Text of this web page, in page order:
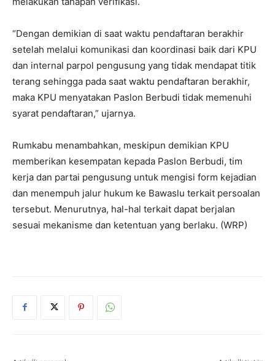
“Dengan demikian di saat waktu pendaftaran berakhir
setelah melalui komunikasi dan koordinasi baik dari KPU
dan internal parpol pengusung yang tidak mendapat titik
terang sehingga pada saat waktu pendaftaran berakhir,
maka KPU menyatakan Paslon Berbudi tidak memenuhi
syarat pendaftaran,” ujarnya.
Rumkabu menambahkan, meskipun demikian KPU
memberikan kesempatan kepada Paslon Berbudi, tim
kerja dan partai pengusung untuk mengisi form kejadian
dan menempuh jalur hukum ke Bawaslu terkait persoalan
tersebut. Menurutnya, hal-hal terkait dapat berjalan
sesuai mekanisme dan ketentuan yang berlaku. (WRP)